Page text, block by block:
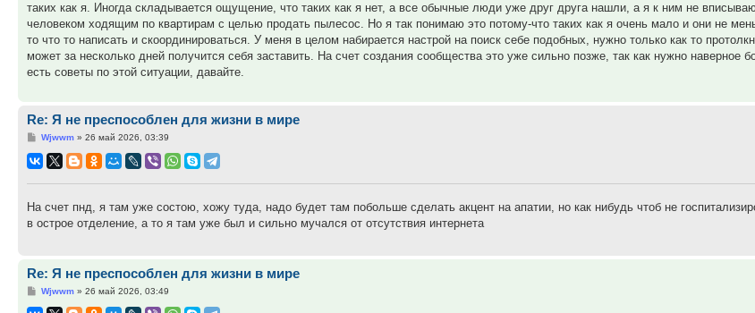
таких как я. Иногда складывается ощущение, что таких как я нет, а все обычные люди уже друг друга нашли, а я к ним не
человеком ходящим по квартирам с целью продать пылесос. Но я так понимаю это потому-что таких как я очень мало и они не
то что то написать и скоординироваться. У меня в целом набирается настрой на поиск себе подобных, нужно только как то
может за несколько дней получится себя заставить. На счет создания сообщества это уже сильно позже, так как нужно наверное
есть советы по этой ситуации, давайте.
Re: Я не преспособлен для жизни в мире
Сообщение
Wjwwm» 26 май 2026, 03:39
На счет пнд, я там уже состою, хожу туда, надо будет там побольше сделать акцент на апатии, но как нибудь чтоб не
в острое отделение, а то я там уже был и сильно мучался от отсутствия интернета
Re: Я не преспособлен для жизни в мире
Сообщение
Wjwwm» 26 май 2026, 03:49